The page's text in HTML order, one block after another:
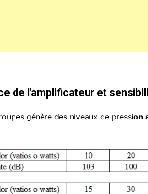
de l'amplificateur et
génère des niveaux de pression